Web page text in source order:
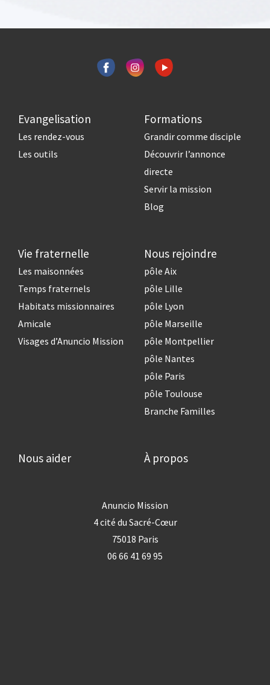
Evangelisation
Les rendez-vous
Les outils
Formations
Grandir comme disciple
Découvrir l’annonce
directe
Servir la mission
Blog
Vie fraternelle
Les maisonnées
Temps fraternels
Habitats missionnaires
Amicale
Visages d’Anuncio Mission
Nous rejoindre
pôle Aix
pôle Lille
pôle Lyon
pôle Marseille
pôle Montpellier
pôle Nantes
pôle Paris
pôle Toulouse
Branche Familles
Nous aider À propos
Anuncio Mission
4 cité du Sacré-Cœur
75018 Paris
06 66 41 69 95